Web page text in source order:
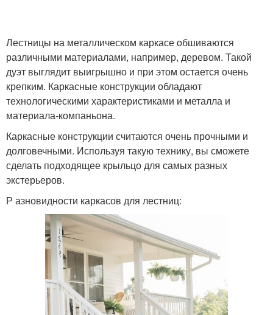
Лестницы на металлическом каркасе обшиваются
различными материалами, например, деревом. Такой
дуэт выглядит выигрышно и при этом остается очень
крепким. Каркасные конструкции обладают
технологическими характеристиками и металла и
материала-компаньона.
Каркасные конструкции считаются очень прочными и
долговечными. Используя такую технику, вы сможете
сделать подходящее крыльцо для самых разных
экстерьеров.
Р азновидности каркасов для лестниц: